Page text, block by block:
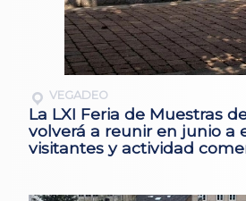
VEGADEO
La LXI Feria de Muestras
volverá a reunir en junio a
visitantes y actividad